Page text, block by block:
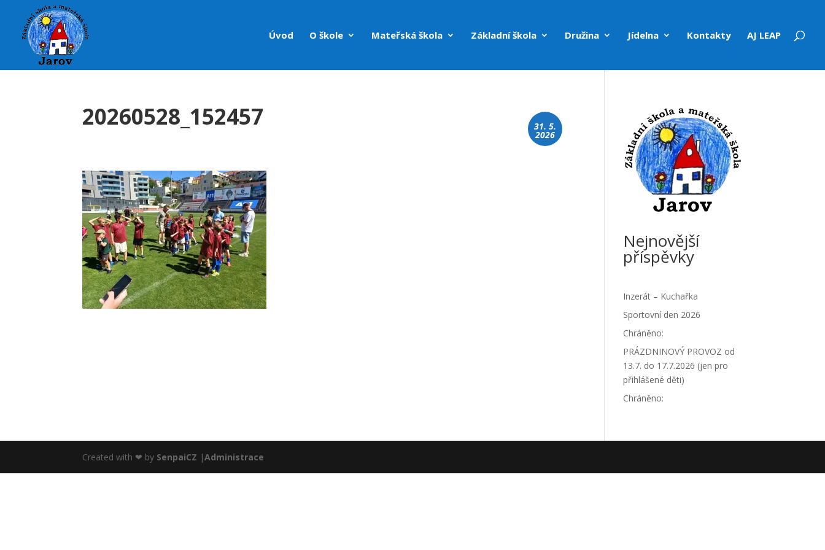
Úvod O škole Mateřská škola Základní škola Družina Jídelna Kontakty AJ LEAP
20260528_152457 31. 5.
2026
Nejnovější
příspěvky
Inzerát – Kuchařka
Sportovní den 2026
Chráněno:
PRÁZDNINOVÝ PROVOZ od
13.7. do 17.7.2026 (jen pro
přihlášené děti)
Chráněno:
Created with ❤ by SenpaiCZ |Administrace